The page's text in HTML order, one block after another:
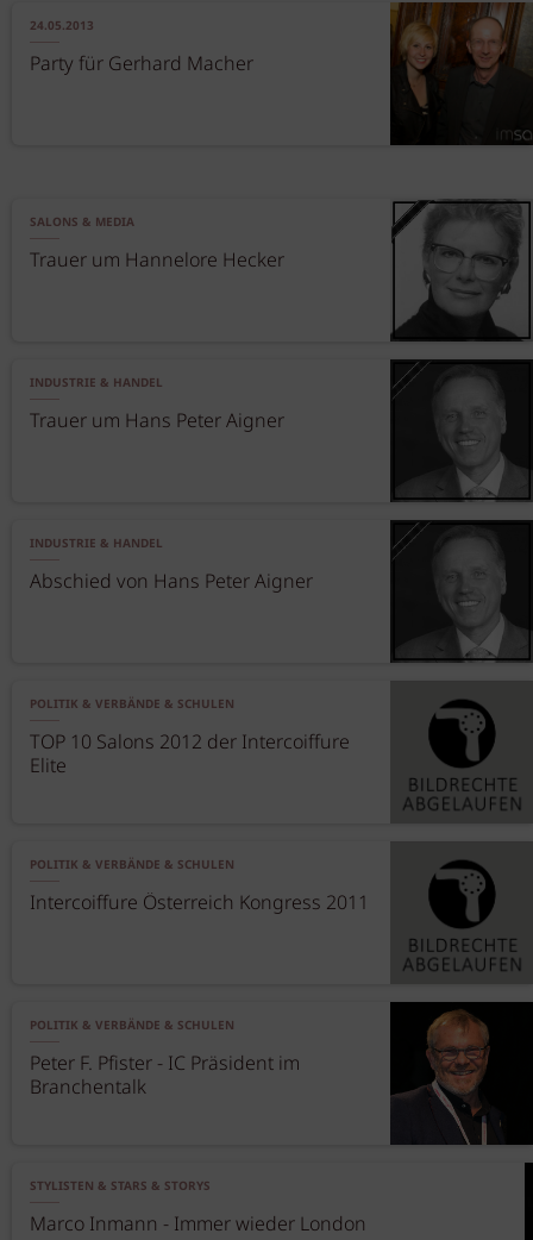
24.05.2013
Party für Gerhard Macher
SALONS & MEDIA
Trauer um Hannelore Hecker
INDUSTRIE & HANDEL
Trauer um Hans Peter Aigner
INDUSTRIE & HANDEL
Abschied von Hans Peter Aigner
POLITIK & VERBÄNDE & SCHULEN
TOP 10 Salons 2012 der Intercoiffure
Elite
POLITIK & VERBÄNDE & SCHULEN
Intercoiffure Österreich Kongress 2011
POLITIK & VERBÄNDE & SCHULEN
Peter F. Pfister - IC Präsident im
Branchentalk
STYLISTEN & STARS & STORYS
Marco Inmann - Immer wieder London